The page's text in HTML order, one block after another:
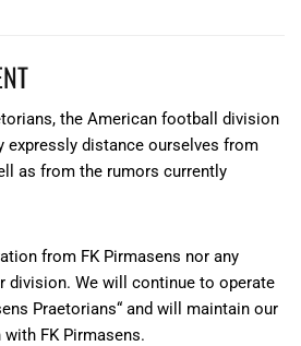
the American football division
expressly distance ourselves from
as from the rumors currently
from FK Pirmasens nor any
division. We will continue to operate
Praetorians“ and will maintain our
FK Pirmasens.